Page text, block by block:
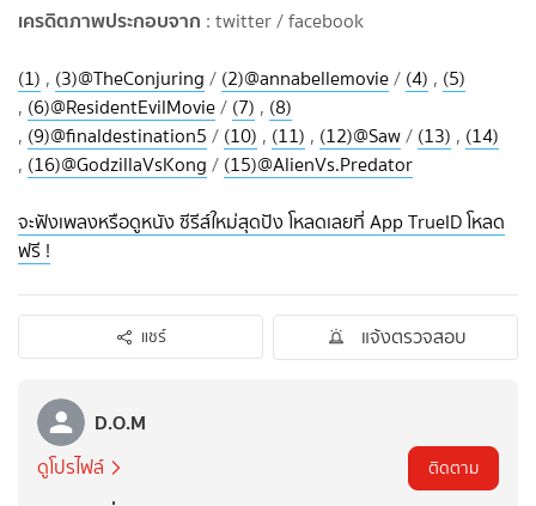
เครดิตภาพประกอบจาก : twitter / facebook
(1) , (3)@TheConjuring / (2)@annabellemovie/ (4) , (5)
, (6)@ResidentEvilMovie/ (7) , (8)
, (9)@finaldestination5 / (10) , (11) , (12)@Saw/ (13) , (14)
, (16)@GodzillaVsKong / (15)@AlienVs.Predator
จะฟังเพลงหรือดูหนัง ซีรีส์ใหม่สุดปัง โหลดเลยที่ App TrueID โหลด
ฟรี !
แชร์ แจ้งตรวจสอบ
D.O.M
ดูโปรไฟล์ ติดตาม